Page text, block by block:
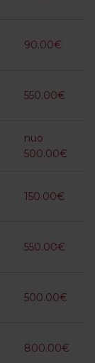
90.00€
550.00€
nuo
500.00€
150.00€
550.00€
500.00€
800.00€